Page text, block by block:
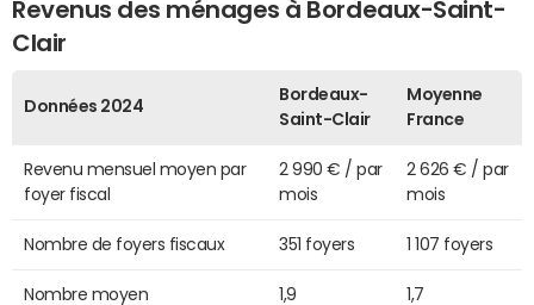
Revenus des ménages à Bordeaux-Saint-
Clair
Données 2024
Bordeaux-
Saint-Clair
Moyenne
France
Revenu mensuel moyen par
foyer fiscal
2 990 € / par
mois
2 626 € / par
mois
Nombre de foyers fiscaux 351 foyers 1 107 foyers
Nombre moyen
1,9
1,7